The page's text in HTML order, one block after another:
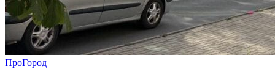
ПроГород